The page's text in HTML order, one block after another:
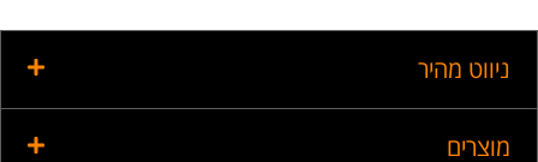
ניווט מהיר
מוצרים